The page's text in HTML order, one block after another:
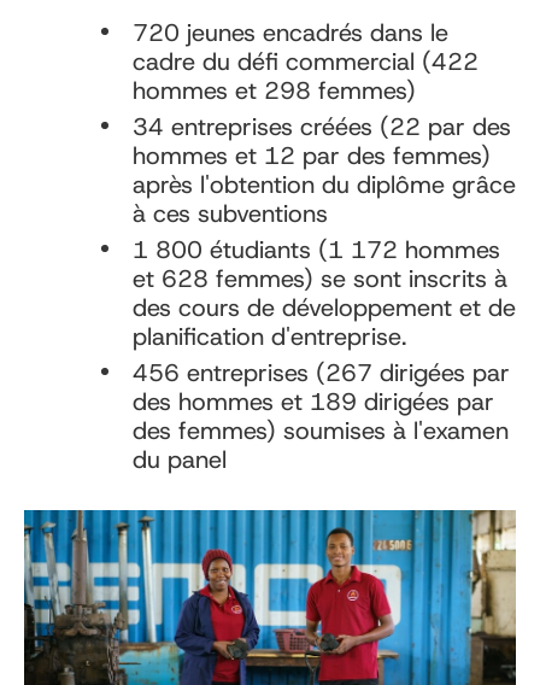
720 jeunes encadrés dans le
cadre du défi commercial (422
hommes et 298 femmes)
34 entreprises créées (22 par des
hommes et 12 par des femmes)
après l'obtention du diplôme grâce
à ces subventions
1 800 étudiants (1 172 hommes
et 628 femmes) se sont inscrits à
des cours de développement et de
planification d'entreprise.
456 entreprises (267 dirigées par
des hommes et 189 dirigées par
des femmes) soumises à l'examen
du panel